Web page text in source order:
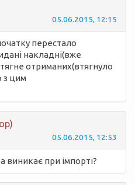
05.06.2015, 12:15
перестало
накладні(вже
отриманих(втягнуло
з цим
05.06.2015, 12:53
виникає при імпорті?